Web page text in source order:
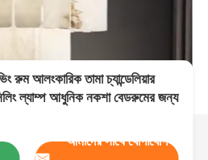
রুম আলংকারিক তামা চ্যান্ডেলিয়ার
ল্যাম্প আধুনিক নকশা বেডরুমের জন্য
আমাদের সাথে যোগাযোগ